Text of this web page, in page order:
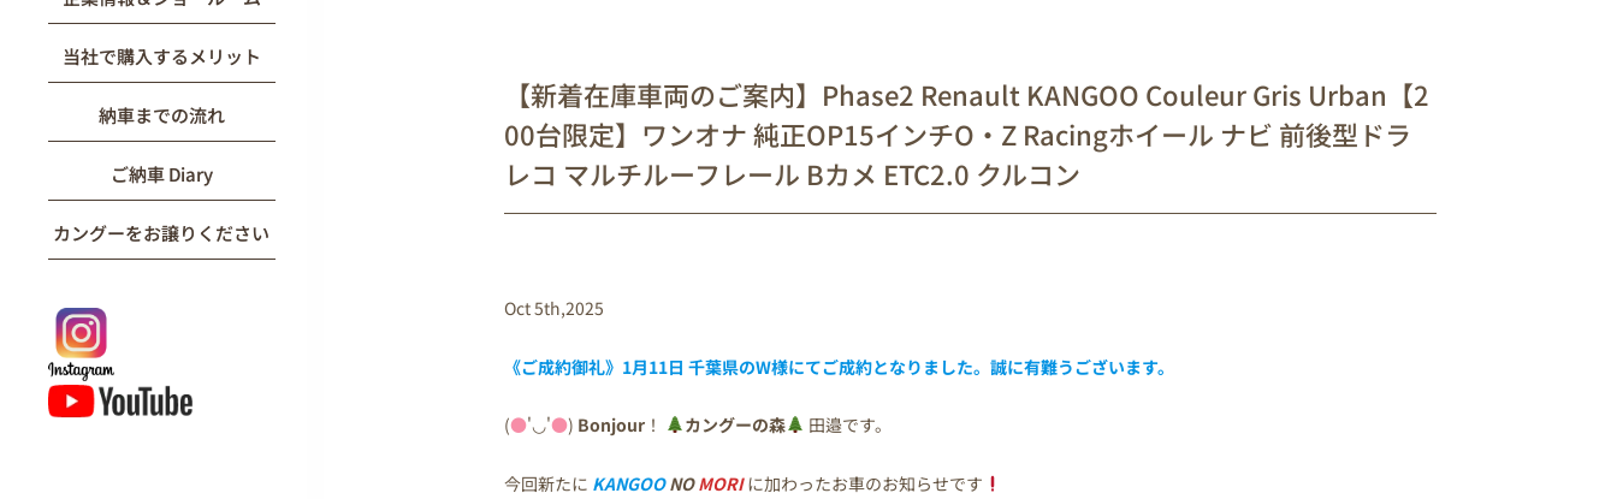
当社で購入するメリット
納車までの流れ
ご納車 Diary
カングーをお譲りください
【新着在庫車両のご案内】Phase2 Renault KANGOO Couleur Gris Urban【2
00台限定】ワンオナ 純正OP15インチO・Z Racingホイール ナビ 前後型ドラ
レコ マルチルーフレール Bカメ ETC2.0 クルコン
Oct 5th,2025
《ご成約御礼》1月11日 千葉県のW様にてご成約となりました。誠に有難うございます。
(●'◡'●) Bonjour！ カングーの森 田邉です。
今回新たに KANGOONOMORI に加わったお車のお知らせです